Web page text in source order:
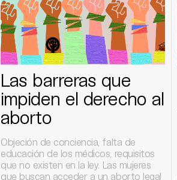
Las barreras que
impiden el derecho al
aborto
Objeción de conciencia, falta de
educación de los médicos, requisitos
que no existen en la ley. Las mujeres
que buscan acceder a un aborto legal